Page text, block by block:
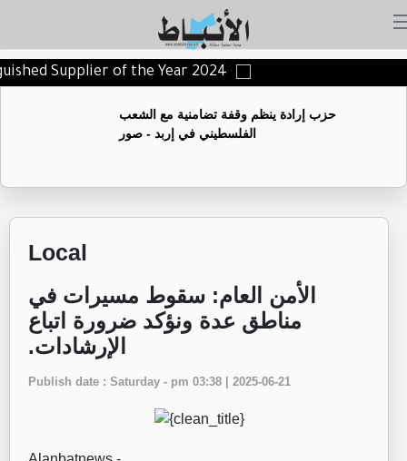
Supplier of the Year 2024
حزب إرادة ينظم وقفة تضامنية مع الشعب
الفلسطيني في إربد - صور
Local
الأمن العام: سقوط مسيرات في
مناطق عدة ونؤكد ضرورة اتباع
الإرشادات.
Publish date : Saturday - pm 03:38 | 2025-06-21